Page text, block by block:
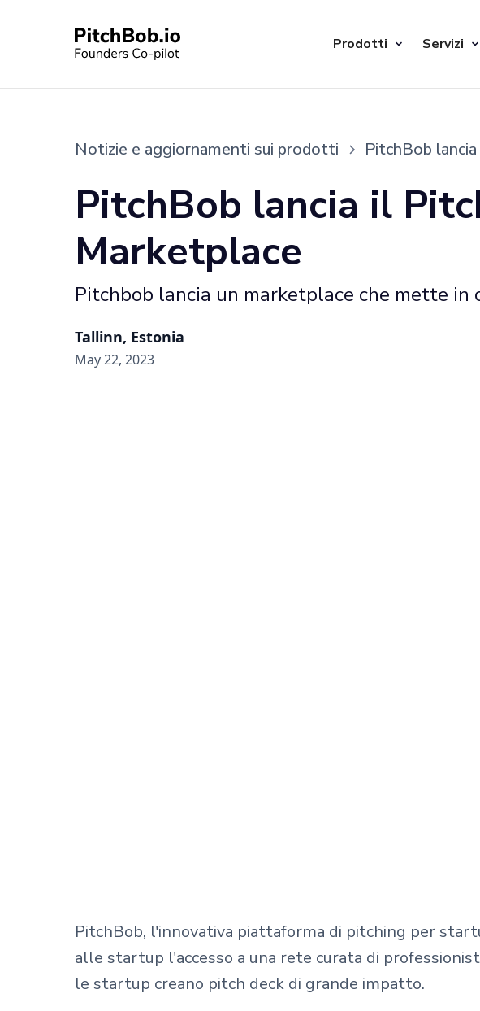
Prodotti Servizi
Notizie e aggiornamenti sui prodotti PitchBob
PitchBob lancia il
Marketplace
Pitchbob lancia un marketplace che mette
Tallinn, Estonia
May 22, 2023
PitchBob, l'innovativa piattaforma di pitching per
alle startup l'accesso a una rete curata di
le startup creano pitch deck di grande impatto.